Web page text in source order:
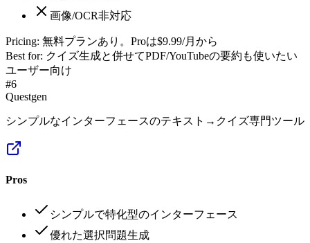
画像/OCR非対応
Pricing: 無料プランあり。Proは$9.99/月から
Best for: クイズ生成と併せてPDF/YouTubeの要約も使いたい
ユーザー向け
#6
Questgen
シンプルなインターフェースのテキスト→クイズ専門ツール
Pros
シンプルで特化型のインターフェース
優れた選択問題生成